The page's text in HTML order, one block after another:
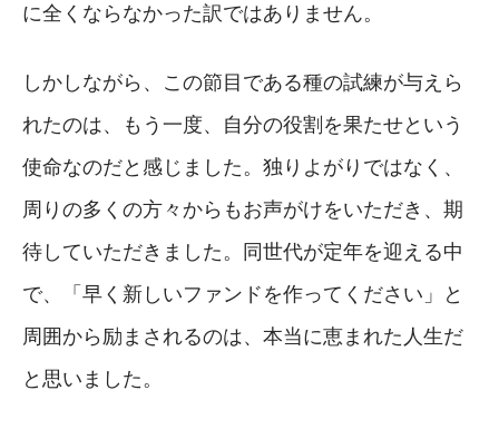
に全くならなかった訳ではありません。
しかしながら、この節目である種の試練が与えら
れたのは、もう一度、自分の役割を果たせという
使命なのだと感じました。独りよがりではなく、
周りの多くの方々からもお声がけをいただき、期
待していただきました。同世代が定年を迎える中
で、「早く新しいファンドを作ってください」と
周囲から励まされるのは、本当に恵まれた人生だ
と思いました。